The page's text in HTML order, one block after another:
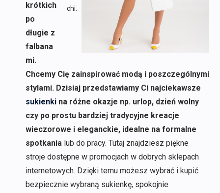
chi.
krótkich
po
długie z
falbana
mi.
Chcemy Cię zainspirować modą i poszczególnymi
stylami. Dzisiaj przedstawiamy Ci najciekawsze
sukienkina różne okazje np. urlop, dzień wolny
czy po prostu bardziej tradycyjne kreacje
wieczorowe i eleganckie, idealne na formalne
spotkanialub do pracy. Tutaj znajdziesz piękne
stroje dostępne w promocjach w dobrych sklepach
internetowych. Dzięki temu możesz wybrać i kupić
bezpiecznie wybraną sukienkę, spokojnie